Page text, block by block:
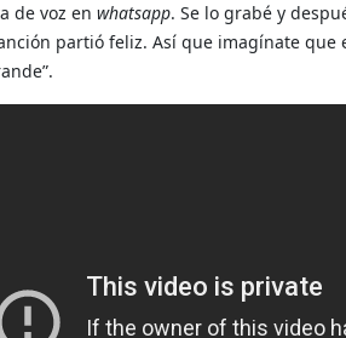
de voz en whatsapp. Se lo grabé y
partió feliz. Así que imagínate